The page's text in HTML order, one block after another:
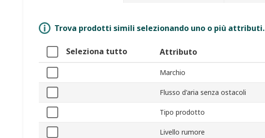
Trova prodotti simili selezionando uno o più attributi.
Seleziona tutto Attributo
Marchio
Flusso d'aria senza ostacoli
Tipo prodotto
Livello rumore